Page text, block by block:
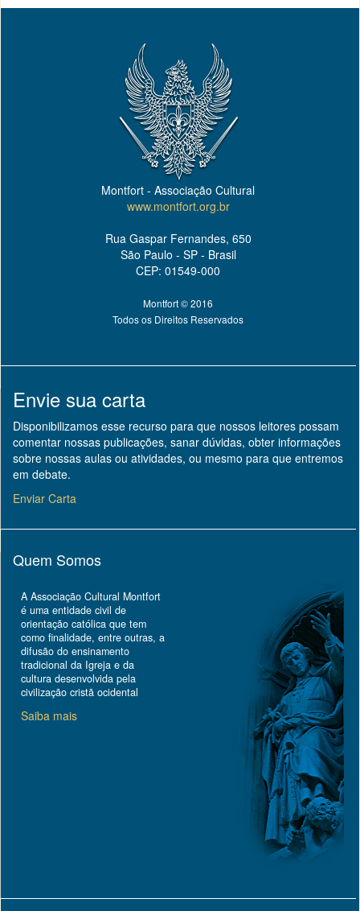
Montfort - Associação Cultural
www.montfort.org.br
Rua Gaspar Fernandes, 650
São Paulo - SP - Brasil
CEP: 01549-000
Montfort © 2016
Todos os Direitos Reservados
Envie sua carta
Disponibilizamos esse recurso para que nossos leitores possam
comentar nossas publicações, sanar dúvidas, obter informações
sobre nossas aulas ou atividades, ou mesmo para que entremos
em debate.
Enviar Carta
Quem Somos
A Associação Cultural Montfort
é uma entidade civil de
orientação católica que tem
como finalidade, entre outras, a
difusão do ensinamento
tradicional da Igreja e da
cultura desenvolvida pela
civilização cristã ocidental
Saiba mais